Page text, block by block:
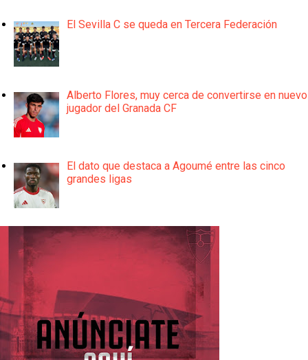
El Sevilla C se queda en Tercera Federación
Alberto Flores, muy cerca de convertirse en nuevo
jugador del Granada CF
El dato que destaca a Agoumé entre las cinco
grandes ligas